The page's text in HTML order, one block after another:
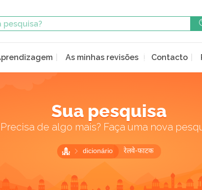
As minhas revisões Contacto
Sua pesquisa
Precisa de algo mais? Faça uma nova
dicionário रेलवे-फाटक